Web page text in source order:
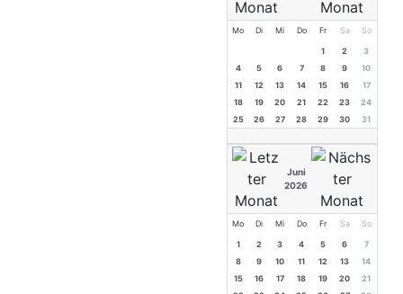
Mo Di Mi Do Fr Sa So
1 2
3
4
5 6 7 8 9
10
11
12 13 14 15 16
17
18
19 20 21 22 23
24
25
26 27 28 29 30 31
Juni
2026
Mo Di Mi Do Fr Sa So
1 2 3 4 5 6
7
8
9 10 11 12 13
14
15
16 17 18 19 20
21